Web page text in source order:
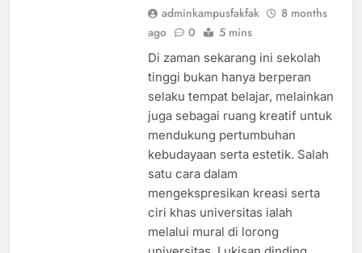
adminkampusfakfak
8 months
ago
0 5 mins
Di zaman sekarang ini sekolah
tinggi bukan hanya berperan
selaku tempat belajar, melainkan
juga sebagai ruang kreatif untuk
mendukung pertumbuhan
kebudayaan serta estetik. Salah
satu cara dalam
mengekspresikan kreasi serta
ciri khas universitas ialah
melalui mural di lorong